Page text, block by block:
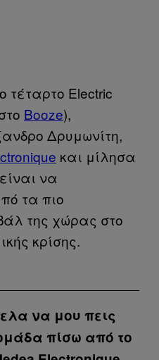
τέταρτο Electric
Booze),
Δρυμωνίτη,
και μίλησα
να
τα πιο
της χώρας στο
κρίσης.
να μου πεις
πίσω από το